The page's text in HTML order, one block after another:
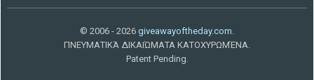
© 2006 - 2026 giveawayoftheday.com.
ΠΝΕΥΜΑΤΙΚΆ ΔΙΚΑΙΏΜΑΤΑ ΚΑΤΟΧΥΡΩΜΈΝΑ.
Patent Pending.